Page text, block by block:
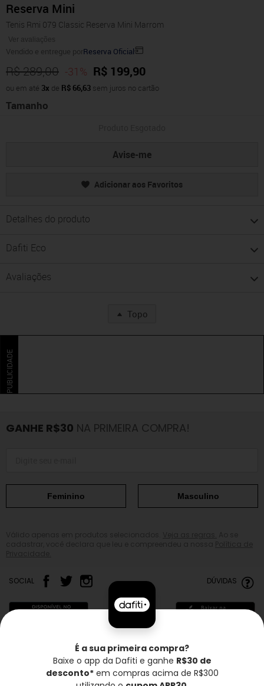
Reserva Mini
Tenis Rmi 079 Classic Reserva Mini Marrom
Ver avaliações
Vendido e entregue porReserva Oficial
R$ 289,00 -31% R$ 199,90
ou em até 3x de R$ 66,63 sem juros no cartão
Tamanho
Avise-me
Adicionar aos Favoritos
Detalhes do produto
Dafiti Eco
Avaliações
Topo
PUBLICIDADE
GANHE R$30 NA PRIMEIRA COMPRA!
Feminino Masculino
SOCIAL DÚVIDAS
Frete grátis* Troca grátis Entrega rápida
É a sua primeira compra?
Baixe o app da Dafiti e ganhe R$30 de
desconto*em compras acima de R$300